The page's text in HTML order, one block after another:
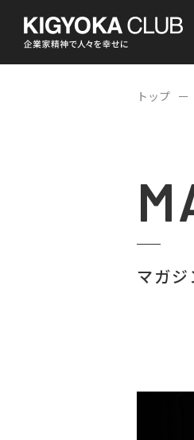
トップ
マガジ